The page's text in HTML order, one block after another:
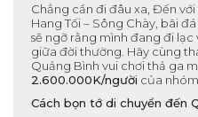
Chẳng cần đi đâu xa, Đến
Hang Tối – Sông Chày, bãi
sẽ ngỡ rằng mình đang đi lạc
giữa đời thường. Hãy cùng
Quảng Bình vui chơi thả ga
2.600.000K/người của
Cách bọn tớ di chuyển đến